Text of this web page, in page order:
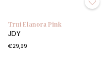
Trui Elanora Pink
JDY
€29,99